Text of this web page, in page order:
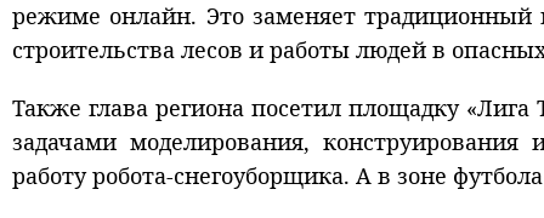
режиме онлайн. Это заменяет традиционный
строительства лесов и работы людей в
Также глава региона посетил площадку «Лига
задачами моделирования, конструирования
работу робота-снегоуборщика. А в зоне